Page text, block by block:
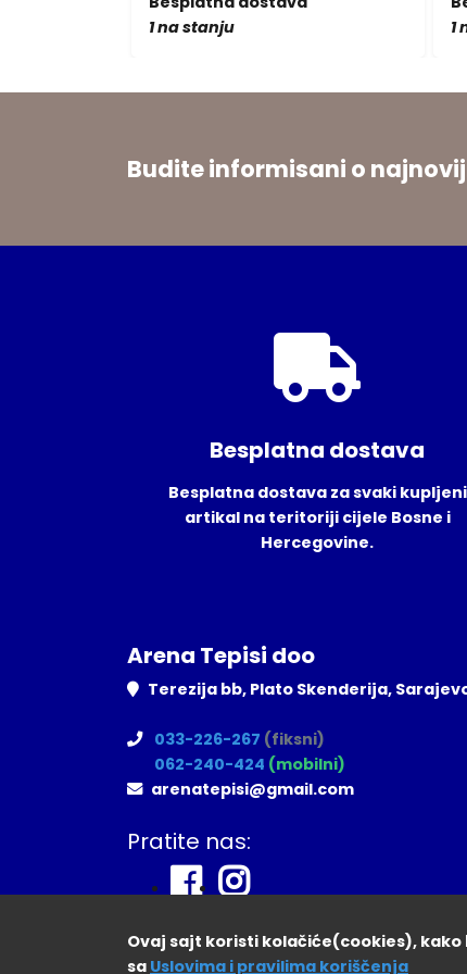
1 na stanju
1
Budite informisani o
Besplatna dostava
Besplatna dostava za svaki kupljeni
artikal na teritoriji cijele Bosne i
Hercegovine.
Arena Tepisi doo
Terezija bb, Plato Skenderija,
033-226-267 (fiksni)
062-240-424 (mobilni)
arenatepisi@gmail.com
Pratite nas:
Ovaj sajt koristi kolačiće(cookies),
sa Uslovima i pravilima koriščenja